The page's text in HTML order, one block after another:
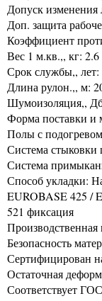
Допуск
Доп. защита
Коэффициент
Вес 1 м.кв.,, кг: 2.6
Срок службы,, лет:
Длина рулон.,, м:
Шумоизоляция,,
Форма поставки и
Полы с
Система стыковки
Система
Способ укладки:
EUROBASE 425 /
521 фиксация
Безопасность
Сертифицирован
Остаточная
Соответствует